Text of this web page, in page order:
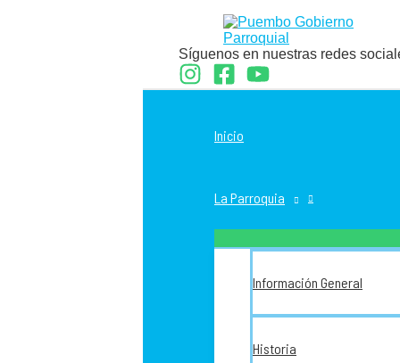
Síguenos en nuestras redes
Inicio
La Parroquia
Información General
Historia